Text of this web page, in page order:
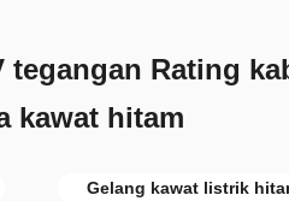
tegangan Rating
kawat hitam
Gelang kawat listrik